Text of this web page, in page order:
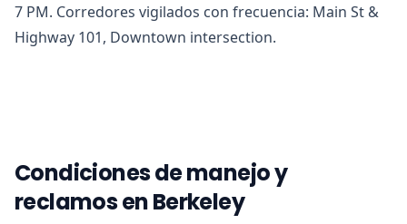
7 PM. Corredores vigilados con frecuencia: Main St &
Highway 101, Downtown intersection.
Condiciones de manejo y
reclamos en Berkeley